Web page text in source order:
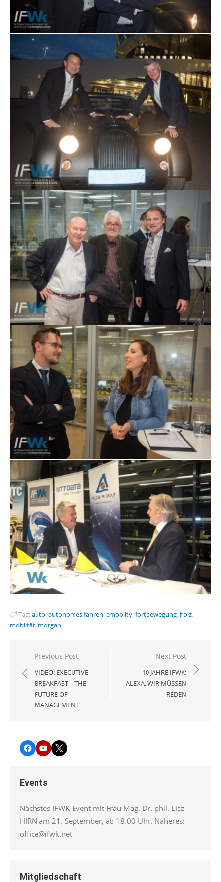
Tag:auto, autonomes fahren, emobilty, fortbewegung, holz,
mobiltät, morgan
Beitragsnavigation
Previous Post
VIDEO: EXECUTIVE
BREAKFAST – THE
FUTURE OF
MANAGEMENT
Next Post
10 JAHRE IFWK:
ALEXA, WIR MÜSSEN
REDEN
Facebook
YouTubeTwitter
Events
Nächstes IFWK-Event mit Frau Mag. Dr. phil. Lisz
HIRN am 21. September, ab 18.00 Uhr. Näheres:
office@ifwk.net
Mitgliedschaft